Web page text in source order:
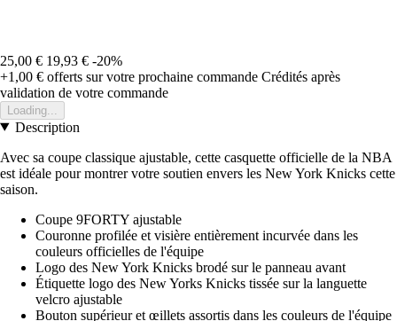
25,00 € 19,93 € -20%
+1,00 € offerts sur votre prochaine commande Crédités après
validation de votre commande
Loading...
Description
Avec sa coupe classique ajustable, cette casquette officielle de la NBA
est idéale pour montrer votre soutien envers les New York Knicks cette
saison.
Coupe 9FORTY ajustable
Couronne profilée et visière entièrement incurvée dans les
couleurs officielles de l'équipe
Logo des New York Knicks brodé sur le panneau avant
Étiquette logo des New Yorks Knicks tissée sur la languette
velcro ajustable
Bouton supérieur et œillets assortis dans les couleurs de l'équipe